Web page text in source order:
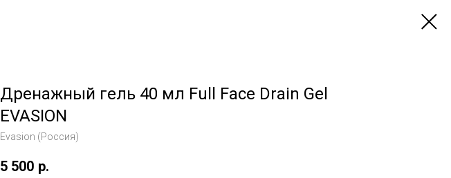
Дренажный гель 40 мл Full Face Drain Gel
EVASION
Evasion (Россия)
5 500 р.